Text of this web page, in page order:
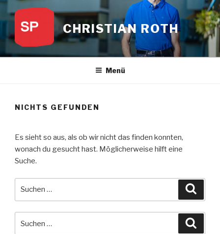
Zum
Inhalt
springen
CHRISTIAN ROTH
Menü
NICHTS GEFUNDEN
Es sieht so aus, als ob wir nicht das finden konnten,
wonach du gesucht hast. Möglicherweise hilft eine
Suche.
nach: